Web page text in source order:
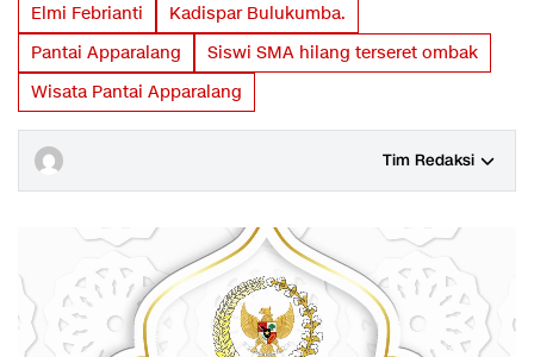
Elmi Febrianti
Kadispar Bulukumba.
Pantai Apparalang
Siswi SMA hilang terseret ombak
Wisata Pantai Apparalang
Tim Redaksi